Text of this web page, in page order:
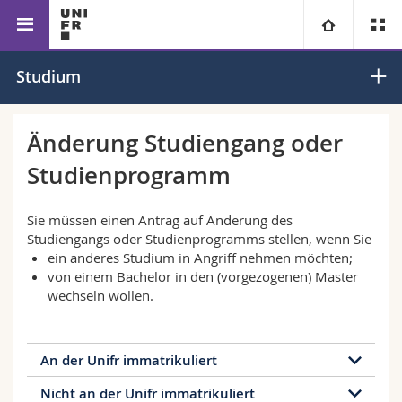
Universität
Campus
Forschung
Universität
Theologische Fak.
Rechtswissenschaftliche Fak.
Wirtschafts- und Sozialwissenschaftliche Fak.
Fak. für Erziehungs- und Bildungswissenschaften
Informationen für
Studieninteressierte
Studierende
Forschende
Ressourcen
Personenverzeichnis
Bibliotheken
Fakultät für Erziehungs- und Bildungswissenschaften
Studium
Änderung Studiengang oder
Studienprogramm
Sie müssen einen Antrag auf Änderung des
Studiengangs oder Studienprogramms stellen, wenn Sie
ein anderes Studium in Angriff nehmen möchten;
von einem Bachelor in den (vorgezogenen) Master
wechseln wollen.
An der Unifr immatrikuliert
Nicht an der Unifr immatrikuliert